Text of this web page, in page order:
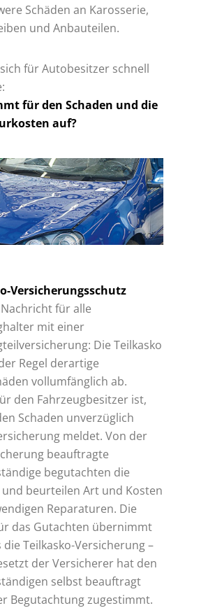
Schäden an Karosserie,
und Anbauteilen.
für Autobesitzer schnell
für den Schaden und die
auf?
Versicherungsschutz
für alle
mit einer
Die Teilkasko
Regel derartige
vollumfänglich ab.
den Fahrzeugbesitzer ist,
Schaden unverzüglich
meldet. Von der
beauftragte
begutachten die
und beurteilen Art und Kosten
Reparaturen. Die
das Gutachten übernimmt
die Teilkasko-Versicherung –
der Versicherer hat den
selbst beauftragt
Begutachtung zugestimmt.